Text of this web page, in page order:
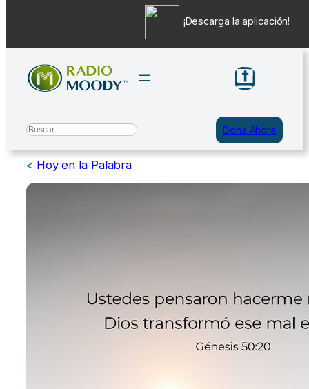
contenido
Search Dona Ahora
< Hoy en la Palabra
¡Descarga la aplicación!